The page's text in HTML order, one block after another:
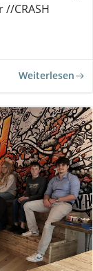
CRASH
Weiterlesen